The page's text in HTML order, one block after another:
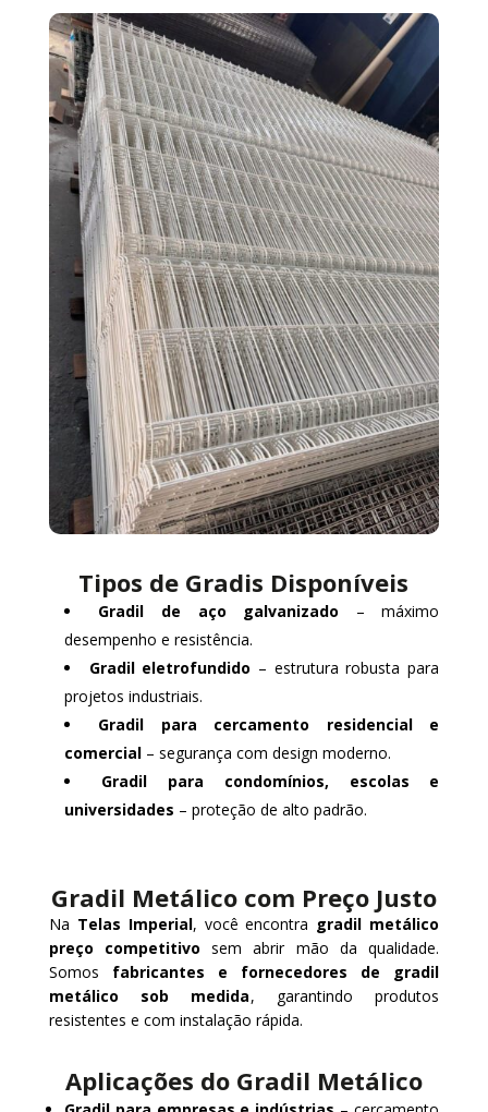
Tipos de Gradis Disponíveis
Gradil de aço galvanizado – máximo
desempenho e resistência.
Gradil eletrofundido – estrutura robusta para
projetos industriais.
Gradil para cercamento residencial e
comercial– segurança com design moderno.
Gradil para condomínios, escolas e
universidades – proteção de alto padrão.
Gradil Metálico com Preço Justo
Na Telas Imperial, você encontra gradil metálico
preço competitivo sem abrir mão da qualidade.
Somos fabricantes e fornecedores de gradil
metálico sob medida, garantindo produtos
resistentes e com instalação rápida.
Aplicações do Gradil Metálico